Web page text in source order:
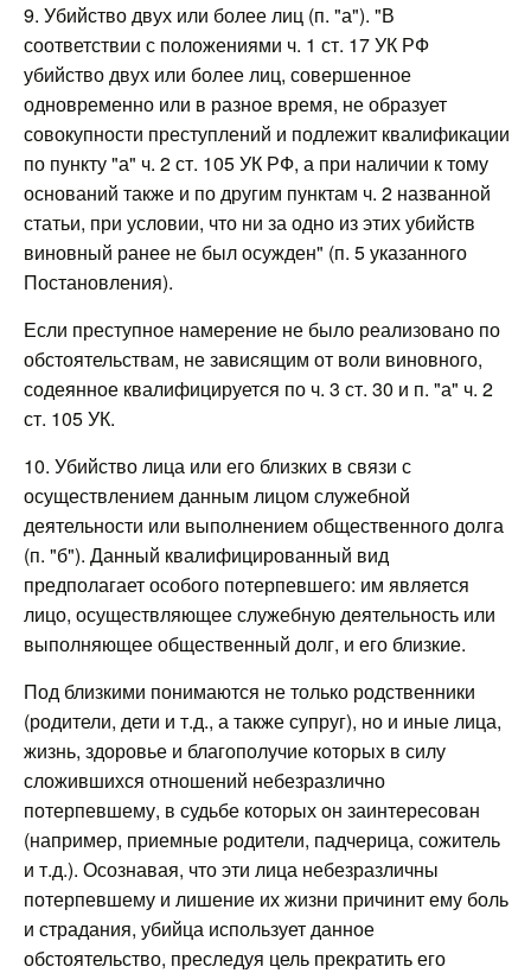
9. Убийство двух или более лиц (п. "а"). "В
соответствии с положениями ч. 1 ст. 17 УК РФ
убийство двух или более лиц, совершенное
одновременно или в разное время, не образует
совокупности преступлений и подлежит квалификации
по пункту "а" ч. 2 ст. 105 УК РФ, а при наличии к тому
оснований также и по другим пунктам ч. 2 названной
статьи, при условии, что ни за одно из этих убийств
виновный ранее не был осужден" (п. 5 указанного
Постановления).
Если преступное намерение не было реализовано по
обстоятельствам, не зависящим от воли виновного,
содеянное квалифицируется по ч. 3 ст. 30 и п. "а" ч. 2
ст. 105 УК.
10. Убийство лица или его близких в связи с
осуществлением данным лицом служебной
деятельности или выполнением общественного долга
(п. "б"). Данный квалифицированный вид
предполагает особого потерпевшего: им является
лицо, осуществляющее служебную деятельность или
выполняющее общественный долг, и его близкие.
Под близкими понимаются не только родственники
(родители, дети и т.д., а также супруг), но и иные лица,
жизнь, здоровье и благополучие которых в силу
сложившихся отношений небезразлично
потерпевшему, в судьбе которых он заинтересован
(например, приемные родители, падчерица, сожитель
и т.д.). Осознавая, что эти лица небезразличны
потерпевшему и лишение их жизни причинит ему боль
и страдания, убийца использует данное
обстоятельство, преследуя цель прекратить его